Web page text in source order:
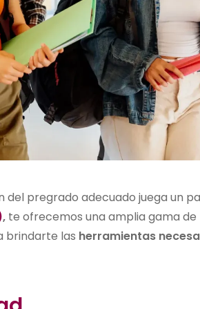
del pregrado adecuado juega un
, te ofrecemos una amplia gama
brindarte las herramientas